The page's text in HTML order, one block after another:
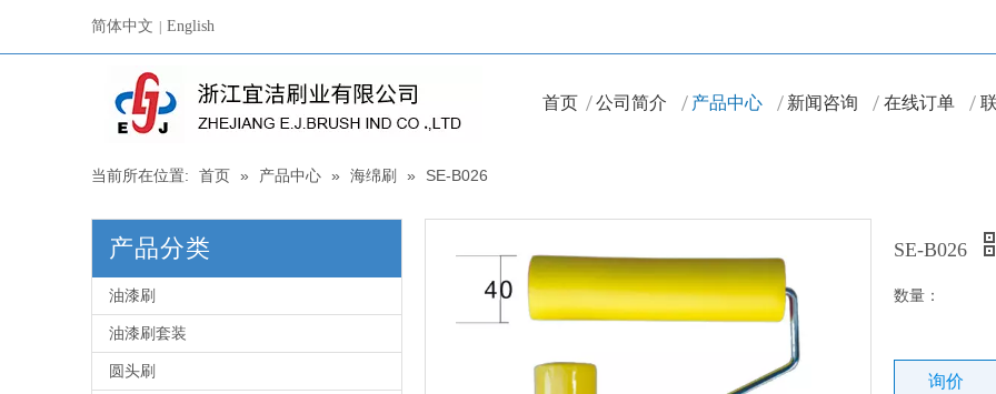
简体中文 | English
首页 公司简介 产品中心 新闻咨询 在线订单
当前所在位置: 首页 » 产品中心 » 海绵刷 » SE-B026
产品分类
油漆刷
油漆刷套装
圆头刷
SE-B026
数量：
询价